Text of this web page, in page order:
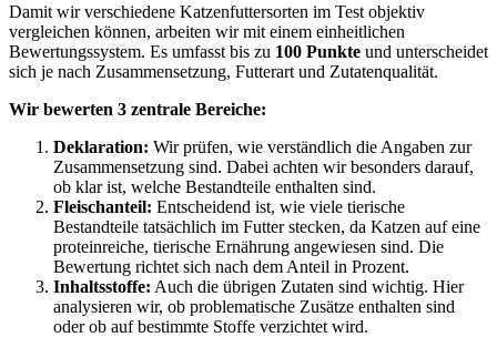
Damit wir verschiedene Katzenfuttersorten im Test objektiv
vergleichen können, arbeiten wir mit einem einheitlichen
Bewertungssystem. Es umfasst bis zu 100 Punkte und unterscheidet
sich je nach Zusammensetzung, Futterart und Zutatenqualität.
Wir bewerten 3 zentrale Bereiche:
Deklaration: Wir prüfen, wie verständlich die Angaben zur
Zusammensetzung sind. Dabei achten wir besonders darauf,
ob klar ist, welche Bestandteile enthalten sind.
Fleischanteil: Entscheidend ist, wie viele tierische
Bestandteile tatsächlich im Futter stecken, da Katzen auf eine
proteinreiche, tierische Ernährung angewiesen sind. Die
Bewertung richtet sich nach dem Anteil in Prozent.
Inhaltsstoffe: Auch die übrigen Zutaten sind wichtig. Hier
analysieren wir, ob problematische Zusätze enthalten sind
oder ob auf bestimmte Stoffe verzichtet wird.